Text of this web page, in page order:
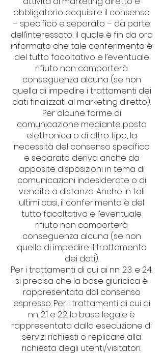
obbligatorio acquisire il consenso
– specifico e separato – da parte
dell’interessato, il quale è fin da ora
informato che tale conferimento è
del tutto facoltativo e l’eventuale
rifiuto non comporterà
conseguenza alcuna (se non
quella di impedire i trattamenti dei
dati finalizzati al marketing diretto).
Per alcune forme di
comunicazione mediante posta
elettronica o di altro tipo, la
necessità del consenso specifico
e separato deriva anche da
apposite disposizioni in tema di
comunicazioni indesiderate o di
vendite a distanza. Anche in tali
ultimi casi, il conferimento è del
tutto facoltativo e l’eventuale
rifiuto non comporterà
conseguenza alcuna (se non
quella di impedire il trattamento
dei dati).
Per i trattamenti di cui ai nn. 2.3. e 2.4.
si precisa che la base giuridica è
rappresentata dal consenso
espresso. Per i trattamenti di cui ai
nn. 2.1 e 2.2. la base legale è
rappresentata dalla esecuzione di
servizi richiesti o replicare alla
richiesta degli utenti/visitatori.